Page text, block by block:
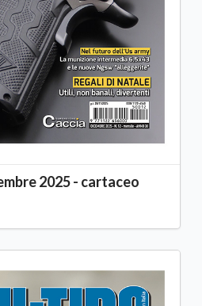
2025 - cartaceo